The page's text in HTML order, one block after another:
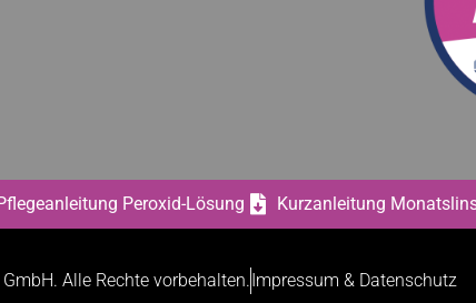
Peroxid-Lösung Kurzanleitung
Alle Rechte vorbehalten.Impressum & Datenschutz